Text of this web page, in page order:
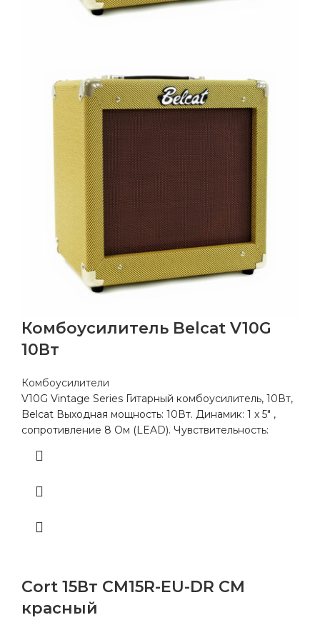
Комбоусилитель Belcat V10G
10Вт
Комбоусилители
V10G Vintage Series Гитарный комбоусилитель, 10Вт,
Belcat Выходная мощность: 10Вт. Динамик: 1 x 5″ ,
сопротивление 8 Ом (LEAD). Чувствительность:
Cort 15Вт CM15R-EU-DR CM
красный